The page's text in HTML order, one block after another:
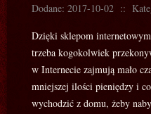
Dodane: 2017-10-02 ::
Dzięki sklepom
trzeba kogokolwiek
w Internecie zajmują mało
mniejszej ilości pieniędzy i
wychodzić z domu, żeby